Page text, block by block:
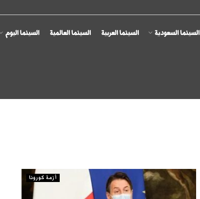
السينما السعودية السينما العربية السينما العالمية السينما اليوم
أزمة كورونا